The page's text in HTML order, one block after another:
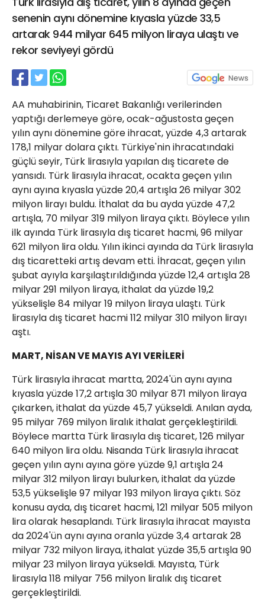
senenin aynı dönemine kıyasla yüzde 33,5
artarak 944 milyar 645 milyon liraya ulaştı ve
rekor seviyeyi gördü
AA muhabirinin, Ticaret Bakanlığı verilerinden
yaptığı derlemeye göre, ocak-ağustosta geçen
yılın aynı dönemine göre ihracat, yüzde 4,3 artarak
178,1 milyar dolara çıktı. Türkiye'nin ihracatındaki
güçlü seyir, Türk lirasıyla yapılan dış ticarete de
yansıdı. Türk lirasıyla ihracat, ocakta geçen yılın
aynı ayına kıyasla yüzde 20,4 artışla 26 milyar 302
milyon lirayı buldu. İthalat da bu ayda yüzde 47,2
artışla, 70 milyar 319 milyon liraya çıktı. Böylece yılın
ilk ayında Türk lirasıyla dış ticaret hacmi, 96 milyar
621 milyon lira oldu. Yılın ikinci ayında da Türk lirasıyla
dış ticaretteki artış devam etti. İhracat, geçen yılın
şubat ayıyla karşılaştırıldığında yüzde 12,4 artışla 28
milyar 291 milyon liraya, ithalat da yüzde 19,2
yükselişle 84 milyar 19 milyon liraya ulaştı. Türk
lirasıyla dış ticaret hacmi 112 milyar 310 milyon lirayı
aştı.
MART, NİSAN VE MAYIS AYI VERİLERİ
Türk lirasıyla ihracat martta, 2024'ün aynı ayına
kıyasla yüzde 17,2 artışla 30 milyar 871 milyon liraya
çıkarken, ithalat da yüzde 45,7 yükseldi. Anılan ayda,
95 milyar 769 milyon liralık ithalat gerçekleştirildi.
Böylece martta Türk lirasıyla dış ticaret, 126 milyar
640 milyon lira oldu. Nisanda Türk lirasıyla ihracat
geçen yılın aynı ayına göre yüzde 9,1 artışla 24
milyar 312 milyon lirayı bulurken, ithalat da yüzde
53,5 yükselişle 97 milyar 193 milyon liraya çıktı. Söz
konusu ayda, dış ticaret hacmi, 121 milyar 505 milyon
lira olarak hesaplandı. Türk lirasıyla ihracat mayısta
da 2024'ün aynı ayına oranla yüzde 3,4 artarak 28
milyar 732 milyon liraya, ithalat yüzde 35,5 artışla 90
milyar 23 milyon liraya yükseldi. Mayısta, Türk
lirasıyla 118 milyar 756 milyon liralık dış ticaret
gerçekleştirildi.
21 Gölcük
02624132333